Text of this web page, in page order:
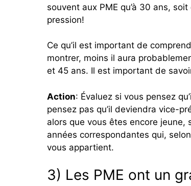
souvent aux PME qu’à 30 ans,
pression!
Ce qu’il est important de
montrer, moins il aura
et 45 ans. Il est important de
Action: Évaluez si vous pensez
pensez pas qu’il deviendra vice-
alors que vous êtes encore
années correspondantes qui,
vous appartient.
3) Les PME ont un